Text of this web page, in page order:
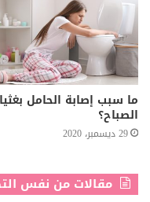
ما سبب إصابة الحامل
الصباح؟
29 ديسمبر، 2020
مقالات من نفس